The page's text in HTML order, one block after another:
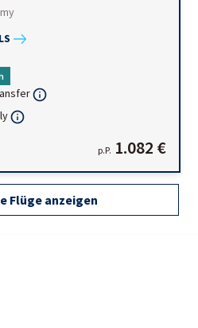
p.P. 1.082 €
Flüge anzeigen